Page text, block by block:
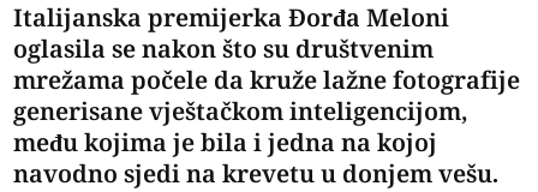
Italijanska premijerka Đorđa Meloni
oglasila se nakon što su društvenim
mrežama počele da kruže lažne fotografije
generisane vještačkom inteligencijom,
među kojima je bila i jedna na kojoj
navodno sjedi na krevetu u donjem vešu.